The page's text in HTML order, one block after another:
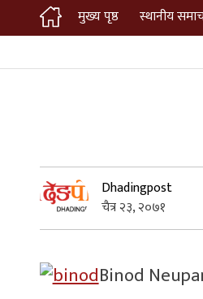
मुख्य पृष्ठ स्थानीय
Dhadingpost
चैत्र २३, २०७१
Binod